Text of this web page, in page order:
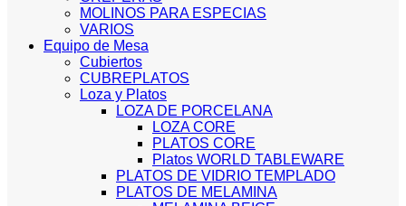
MOLINOS PARA ESPECIAS
VARIOS
Equipo de Mesa
Cubiertos
CUBREPLATOS
Loza y Platos
LOZA DE PORCELANA
LOZA CORE
PLATOS CORE
Platos WORLD TABLEWARE
PLATOS DE VIDRIO TEMPLADO
PLATOS DE MELAMINA